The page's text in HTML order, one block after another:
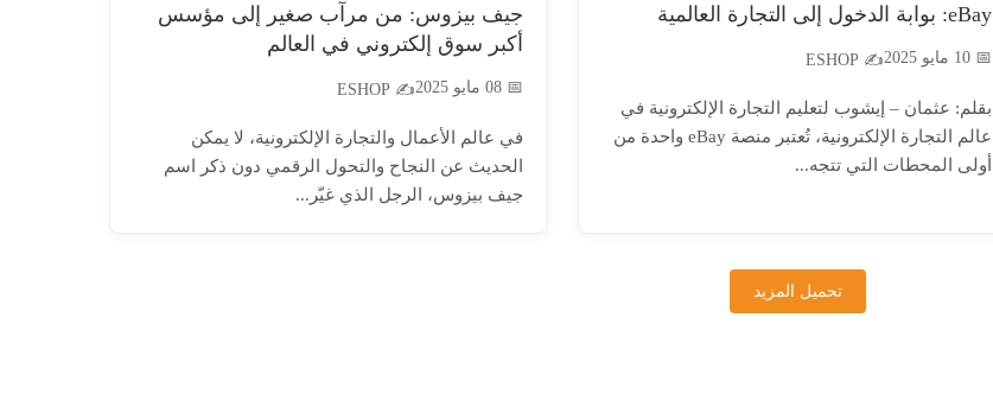
eBay: بوابة الدخول إلى التجارة العالمية
📅 10 مايو 2025 ✍️ ESHOP
بقلم: عثمان – إيشوب لتعليم التجارة الإلكترونية في
عالم التجارة الإلكترونية، تُعتبر منصة eBay واحدة من
أولى المحطات التي تتجه...
جيف بيزوس: من مرآب صغير إلى مؤسس
أكبر سوق إلكتروني في العالم
📅 08 مايو 2025 ✍️ ESHOP
في عالم الأعمال والتجارة الإلكترونية، لا يمكن
الحديث عن النجاح والتحول الرقمي دون ذكر اسم
جيف بيزوس، الرجل الذي غيّر...
تحميل المزيد